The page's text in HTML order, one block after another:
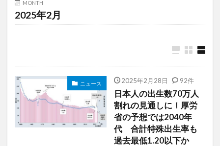
MONTH
2025年2月
ニュース 2025年2月28日 92件
日本人の出生数70万人
割れの見通しに！厚労
省の予想では2040年
代 合計特殊出生率も
過去最低1.20以下か